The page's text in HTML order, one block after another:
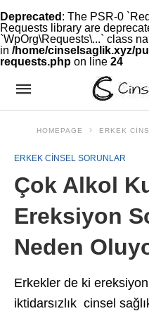
Deprecated : The PSR-0
Requests library are
`WpOrg\Requests\...` class
in /home/cinselsaglik.xyz/
requests.php on line 24
HOMEPAGE ERKEK
ERKEK CINSEL SORUNLAR
Çok Alkol
Ereksiyon
Neden
Erkekler de ki
iktidarsızlık cinsel